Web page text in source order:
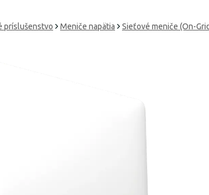
príslušenstvo Meniče napätia Sieťové meniče (On-